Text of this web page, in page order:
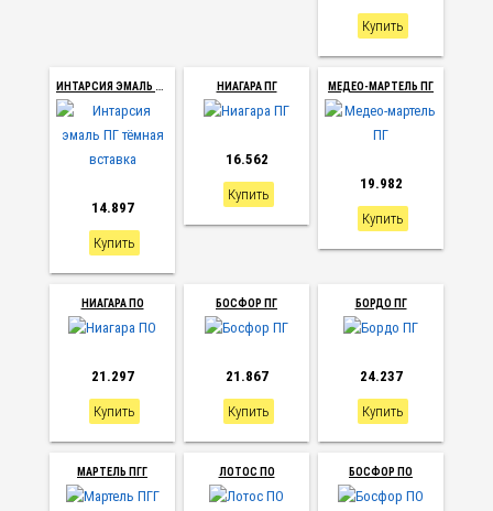
Купить
И
НТАРСИЯ ЭМАЛЬ ПГ ТЁМНАЯ ВСТАВКА
14.897
Купить
НИАГАРА ПГ
16.562
Купить
МЕДЕО-МАРТЕЛЬ ПГ
19.982
Купить
НИАГАРА ПО
21.297
Купить
БОСФОР ПГ
21.867
Купить
БОРДО ПГ
24.237
Купить
МАРТЕЛЬ ПГГ ЛОТОС ПО БОСФОР ПО